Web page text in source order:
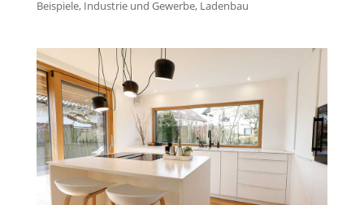
Beispiele, Industrie und Gewerbe, Ladenbau